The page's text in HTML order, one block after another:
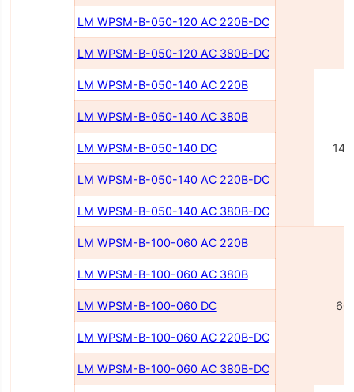
LM WPSM-B-050-120 AC 220В-DC
LM WPSM-B-050-120 AC 380В-DC
LM WPSM-B-050-140 AC 220В
LM WPSM-B-050-140 AC 380В
LM WPSM-B-050-140 DC
LM WPSM-B-050-140 AC 220В-DC
LM WPSM-B-050-140 AC 380В-DC
LM WPSM-B-100-060 AC 220В
LM WPSM-B-100-060 AC 380В
LM WPSM-B-100-060 DC
LM WPSM-B-100-060 AC 220В-DC
LM WPSM-B-100-060 AC 380В-DC